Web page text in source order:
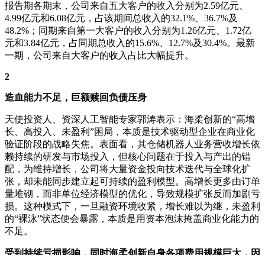
报告期各期末，公司来自五大客户的收入分别为2.59亿元、
4.99亿元和6.08亿元，占该期间总收入的32.1%、36.7%及
48.2%；同期来自第一大客户的收入分别为1.26亿元、1.72亿
元和3.84亿元，占同期总收入的15.6%、12.7%及30.4%。最新
一期，公司来自大客户的收入占比大幅提升。
2
造血能力不足，巨额赎回负债压身
天使投资人、资深人工智能专家郭涛表示：海柔创新的“高增
长、高投入、未盈利”困局，本质是技术驱动型企业在商业化
验证阶段的战略失焦。表面看，其仓储机器人业务营收增长依
赖持续的研发与市场投入，但核心问题在于投入与产出的错
配，为维持增长，公司将大量资金投向技术迭代与全球化扩
张，却未能同步建立起可持续的盈利模型。高增长更多由订单
量堆砌，而非单位经济模型的优化，导致规模扩张反而加剧亏
损。这种模式下，一旦融资环境收紧，增长难以为继，未盈利
的“裸泳”状态便会暴露，本质是用资本泡沫掩盖商业化能力的
不足。
受到持续亏损影响，同时海柔创新自身各项费用规模巨大，因